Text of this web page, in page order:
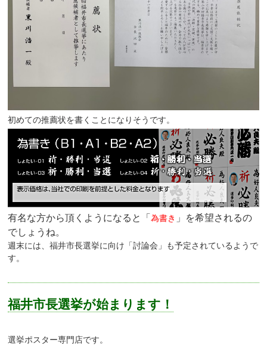
初めての推薦状を書くことになりそうです。
有名な方から頂くようになると「為書き 」を希望されるの
でしょうね。
週末には、福井市長選挙に向け「討論会」も予定されているようで
す。
福井市長選挙が始まります！
選挙ポスター専門店です。